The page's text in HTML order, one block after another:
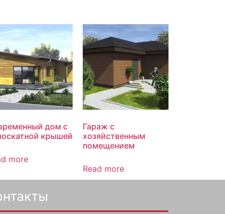
дом с
крышей
more
Гараж с
хозяйственным
помещением
Read more